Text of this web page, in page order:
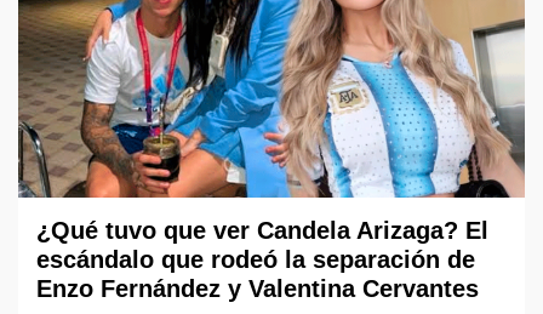
¿Qué tuvo que ver Candela Arizaga? El
escándalo que rodeó la separación de
Enzo Fernández y Valentina Cervantes